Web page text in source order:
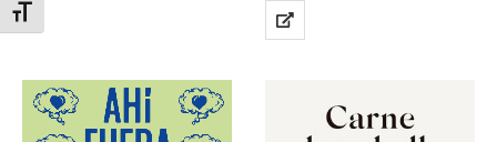
Alternar tamaño de letra